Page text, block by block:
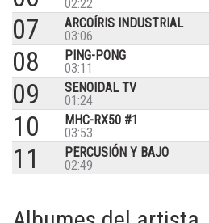
02:22
07
ARCOÍRIS INDUSTRIAL
03:06
08
PING-PONG
03:11
09
SENOIDAL TV
01:24
10
MHC-RX50 #1
03:53
11
PERCUSIÓN Y BAJO
02:49